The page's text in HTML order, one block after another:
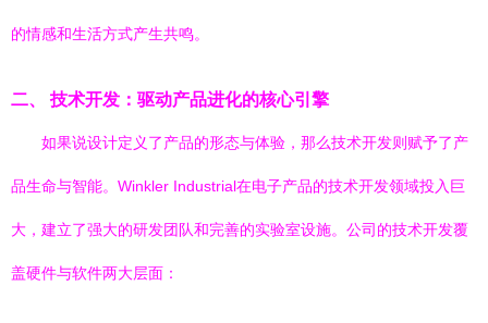
的情感和生活方式产生共鸣。
二、 技术开发：驱动产品进化的核心引擎
如果说设计定义了产品的形态与体验，那么技术开发则赋予了产
品生命与智能。Winkler Industrial在电子产品的技术开发领域投入巨
大，建立了强大的研发团队和完善的实验室设施。公司的技术开发覆
盖硬件与软件两大层面：